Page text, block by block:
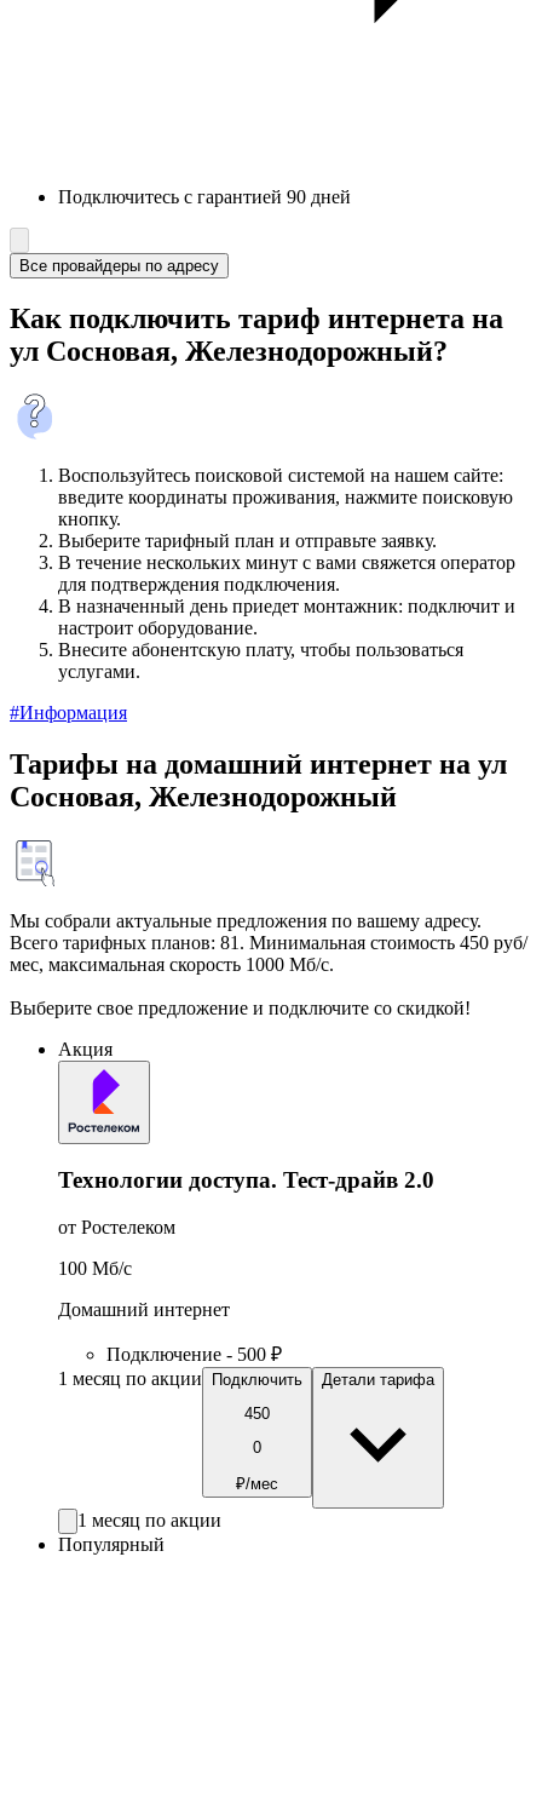
Подключитесь с гарантией 90 дней
Все провайдеры по адресу
Как подключить тариф интернета на
ул Сосновая, Железнодорожный?
Воспользуйтесь поисковой системой на нашем сайте:
введите координаты проживания, нажмите поисковую
кнопку.
Выберите тарифный план и отправьте заявку.
В течение нескольких минут с вами свяжется оператор
для подтверждения подключения.
В назначенный день приедет монтажник: подключит и
настроит оборудование.
Внесите абонентскую плату, чтобы пользоваться
услугами.
#Информация
Тарифы на домашний интернет на ул
Сосновая, Железнодорожный
Мы собрали актуальные предложения по вашему адресу.
Всего тарифных планов: 81. Минимальная стоимость 450 руб/
мес, максимальная скорость 1000 Мб/с.
Выберите свое предложение и подключите со скидкой!
Акция
Технологии доступа. Тест-драйв 2.0
от Ростелеком
100 Мб/c
Домашний интернет
Подключение - 500 ₽
1 месяц по акции
Подключить
450
0
₽/мес
Детали тарифа
1 месяц по акции
Популярный